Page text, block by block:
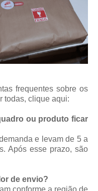
frequentes sobre os
todas, clique aqui:
ou produto ficar
e levam de 5 a
Após esse prazo, são
de envio?
conforme a região de